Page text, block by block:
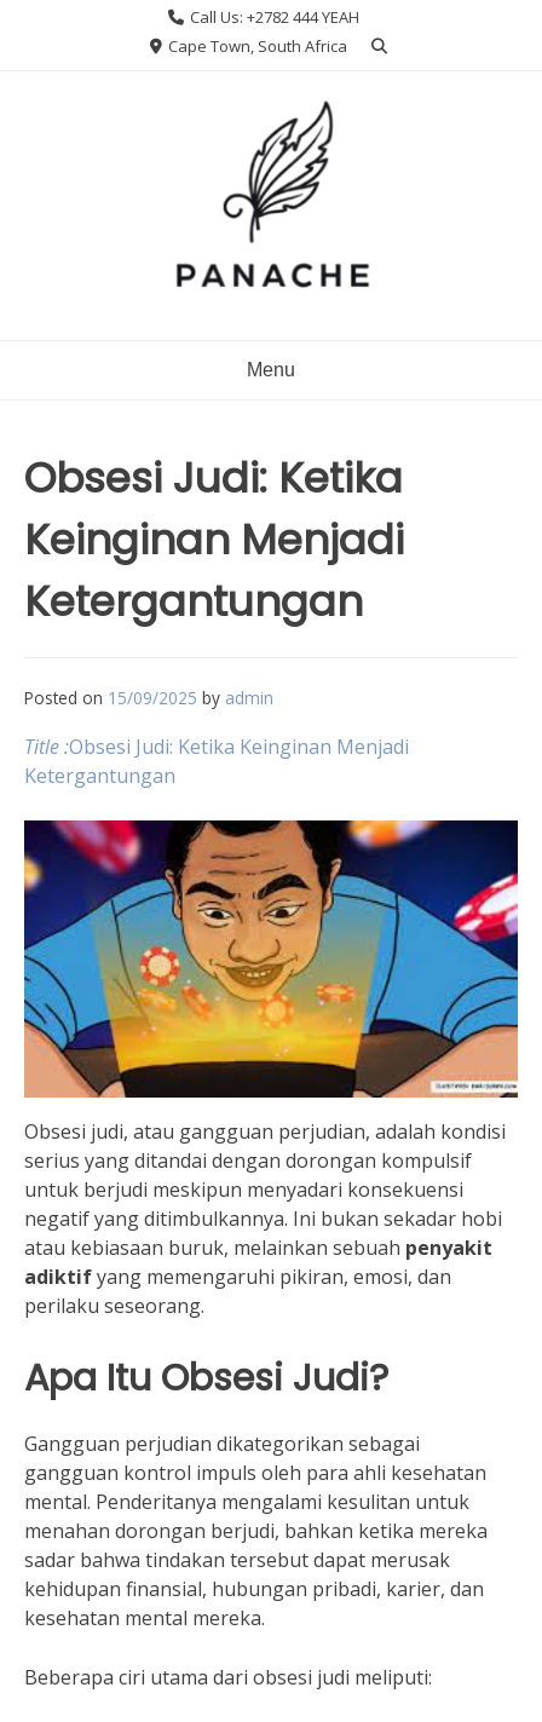
Call Us: +2782 444 YEAH
Cape Town, South Africa
Menu
Obsesi Judi: Ketika
Keinginan Menjadi
Ketergantungan
Posted on 15/09/2025 by admin
Title :Obsesi Judi: Ketika Keinginan Menjadi
Ketergantungan
Obsesi judi, atau gangguan perjudian, adalah kondisi
serius yang ditandai dengan dorongan kompulsif
untuk berjudi meskipun menyadari konsekuensi
negatif yang ditimbulkannya. Ini bukan sekadar hobi
atau kebiasaan buruk, melainkan sebuah penyakit
adiktifyang memengaruhi pikiran, emosi, dan
perilaku seseorang.
Apa Itu Obsesi Judi?
Gangguan perjudian dikategorikan sebagai
gangguan kontrol impuls oleh para ahli kesehatan
mental. Penderitanya mengalami kesulitan untuk
menahan dorongan berjudi, bahkan ketika mereka
sadar bahwa tindakan tersebut dapat merusak
kehidupan finansial, hubungan pribadi, karier, dan
kesehatan mental mereka.
Beberapa ciri utama dari obsesi judi meliputi: